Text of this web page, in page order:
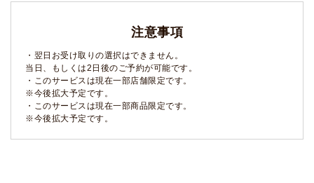
注意事項
・翌日お受け取りの選択はできません。
当日、もしくは2日後のご予約が可能です。
・このサービスは現在一部店舗限定です。
※今後拡大予定です。
・このサービスは現在一部商品限定です。
※今後拡大予定です。